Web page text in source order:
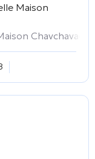
Maison
Chavchavadze